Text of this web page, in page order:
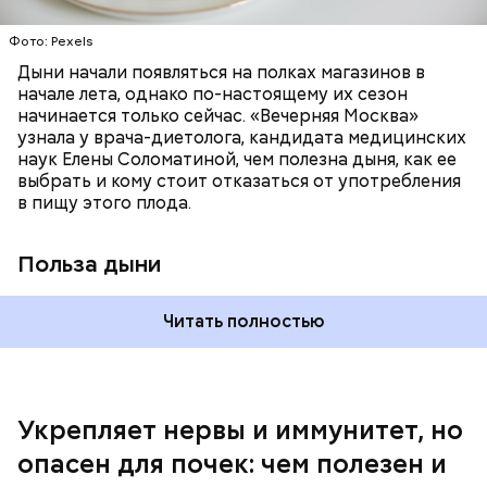
Фото: Pexels
Дыни начали появляться на полках магазинов в
начале лета, однако по-настоящему их сезон
начинается только сейчас. «Вечерняя Москва»
узнала у врача-диетолога, кандидата медицинских
наук Елены Соломатиной, чем полезна дыня, как ее
выбрать и кому стоит отказаться от употребления
в пищу этого плода.
Польза дыни
калий — оказывает мочегонное действие,
поддерживает сердечно-сосудистую
систему и предотвращает скачки давления;
магний — помогает калию и не дает сосудам
спазмироваться.
Читать полностью
Укрепляет нервы и иммунитет, но
опасен для почек: чем полезен и
— Если человек уже болеет мочекаменной
По мнению специалиста, здоровому человеку
достаточно включать щавель в рацион несколько
виде или припущенном на сковороде.
— Однако если человеку нужно не разжижать
кровь, а наоборот, ее коагулировать, то нужно
уточнила диетолог.